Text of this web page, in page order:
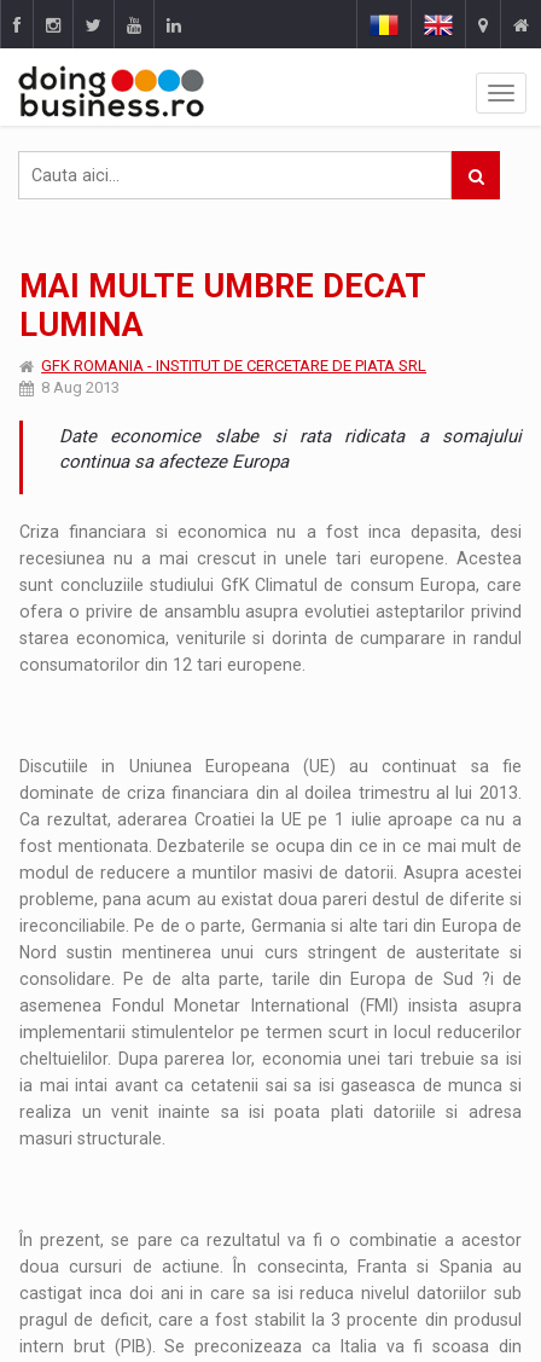
MAI MULTE UMBRE DECAT
LUMINA
GFK ROMANIA - INSTITUT DE CERCETARE DE PIATA SRL
8 Aug 2013
Date economice slabe si rata ridicata a somajului
continua sa afecteze Europa
Criza financiara si economica nu a fost inca depasita, desi
recesiunea nu a mai crescut in unele tari europene. Acestea
sunt concluziile studiului GfK Climatul de consum Europa, care
ofera o privire de ansamblu asupra evolutiei asteptarilor privind
starea economica, veniturile si dorinta de cumparare in randul
consumatorilor din 12 tari europene.
Discutiile in Uniunea Europeana (UE) au continuat sa fie
dominate de criza financiara din al doilea trimestru al lui 2013.
Ca rezultat, aderarea Croatiei la UE pe 1 iulie aproape ca nu a
fost mentionata. Dezbaterile se ocupa din ce in ce mai mult de
modul de reducere a muntilor masivi de datorii. Asupra acestei
probleme, pana acum au existat doua pareri destul de diferite si
ireconciliabile. Pe de o parte, Germania si alte tari din Europa de
Nord sustin mentinerea unui curs stringent de austeritate si
consolidare. Pe de alta parte, tarile din Europa de Sud ?i de
asemenea Fondul Monetar International (FMI) insista asupra
implementarii stimulentelor pe termen scurt in locul reducerilor
cheltuielilor. Dupa parerea lor, economia unei tari trebuie sa isi
ia mai intai avant ca cetatenii sai sa isi gaseasca de munca si
realiza un venit inainte sa isi poata plati datoriile si adresa
masuri structurale.
În prezent, se pare ca rezultatul va fi o combinatie a acestor
doua cursuri de actiune. În consecinta, Franta si Spania au
castigat inca doi ani in care sa isi reduca nivelul datoriilor sub
pragul de deficit, care a fost stabilit la 3 procente din produsul
intern brut (PIB). Se preconizeaza ca Italia va fi scoasa din